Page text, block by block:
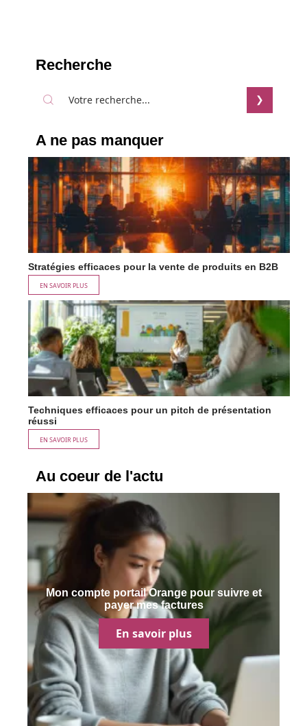
Recherche
A ne pas manquer
Stratégies efficaces pour la vente de produits en B2B
EN SAVOIR PLUS
Techniques efficaces pour un pitch de présentation
réussi
EN SAVOIR PLUS
Au coeur de l'actu
Mon compte portail Orange pour suivre et
payer mes factures
En savoir plus